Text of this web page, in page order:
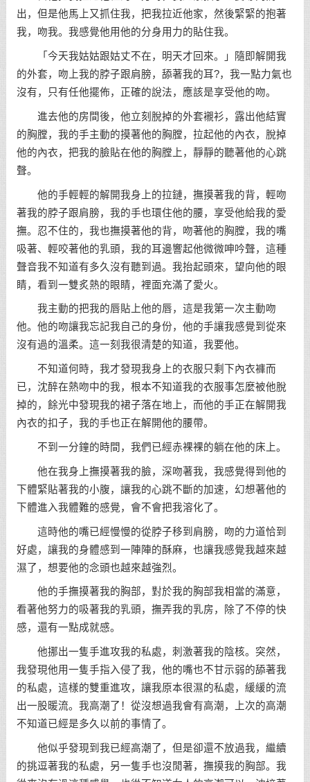
出，但是他馬上又抓住我，把我拉近他家，然後緊緊的抱著
我，吻我。我感覺他用他的分身用力的貼住我。
「今天我姑姑跟姑丈不在，明天才回來。」隨即解開我
的外套，吻上我的脖子跟肩膀，舔著我的耳?，我一點力氣也
沒有，只有任他擺佈，正確的說法，應該是享受他的吻。
進去他的房間後，他立刻脫掉的外套襯衫，露出他結實
的胸膛，我的手主動的摸著他的胸膛，拉起他的內衣，脫掉
他的內衣，把我的臉貼在他的胸膛上，靜靜的聽著他的心跳
聲。
他的手輕輕的解開我身上的拉鏈，撫摸著我的背，輕吻
著我的脖子跟肩膀，我的手也環住他的腰，享受他給我的愛
撫。忍不住的，我也撫摸著他的背，吻著他的胸膛，我的嘴
吸著、輕咬著他的乳頭，我的耳邊響起他微微呻吟聲，這種
聲音我不知道有多久沒有聽到過。我抬起頭來，望向他的眼
睛，看到一雙炙熱的眼睛，裡面充滿了愛火。
我主動的把我的唇貼上他的唇，這是我第一次主動吻
他。他的吻讓我忘記我自己的身份，他的手讓我感覺到從來
沒有過的溫柔。這一刻我很清楚的知道，我要他。
不知道何時，我才發現我身上的衣服只剩下內衣褲而
已，沈醉在熱吻中的我，根本不知道我的衣服事怎麼被他脫
掉的，餘光中發現我的裙子落在地上，而他的手正在解開我
內衣的扣子，我的手也正在解開他的腰帶。
不到一分鐘的時間，我們已經赤裸裸的躺在他的床上。
他在我身上撫摸著我的臉，深吻著我，我感覺得到他的
下體緊貼著我的小腹，讓我的心跳不斷的加速，幻想著他的
下體進入我體難的感覺，會不會把我溶化了。
這時他的嘴已經慢慢的從脖子移到肩膀，吻的力道恰到
好處，讓我的身體感到一陣陣的酥麻，也讓我感覺我越來越
濕了，想要他的念頭也越來越強烈。
他的手撫摸著我的胸部，對於我的胸部我相當的滿意，
看著他努力的吸著我的乳頭，撫弄我的乳房，除了不停的快
感，還有一點成就感。
他挪出一隻手進攻我的私處，刺激著我的陰核。突然，
我發現他用一隻手指入侵了我，他的嘴也不甘示弱的舔著我
的私處，這樣的雙重進攻，讓我原本很濕的私處，緩緩的流
出一股暖流。我高潮了！從沒想過我會有高潮，上次的高潮
不知道已經是多久以前的事情了。
他似乎發現到我已經高潮了，但是卻還不放過我，繼續
的挑逗著我的私處，另一隻手也沒閒著，撫摸我的胸部。我